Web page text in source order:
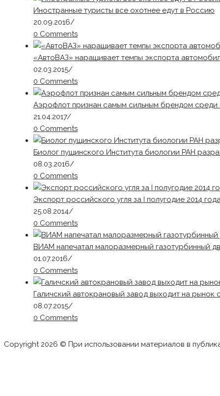
Иностранные туристы все охотнее едут в Россию
20.09.2016/
0 Comments
«АвтоВАЗ» наращивает темпы экспорта
02.03.2015/
0 Comments
Аэрофлот признан самым сильным брендом
21.04.2017/
0 Comments
Биолог пущинского Института биологии РАН
08.03.2016/
0 Comments
Экспорт российского угля за I полугодие 2014
25.08.2014/
0 Comments
ВИАМ напечатал малоразмерный газотурбинный
01.07.2016/
0 Comments
Галичский автокрановый завод выходит на рынок
08.07.2015/
0 Comments
Copyright 2026 © При использовании материалов в